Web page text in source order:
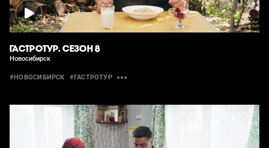
ГАСТРОТУР. СЕЗОН 8
Новосибирск
#НОВОСИБИРСК #ГАСТРОТУР